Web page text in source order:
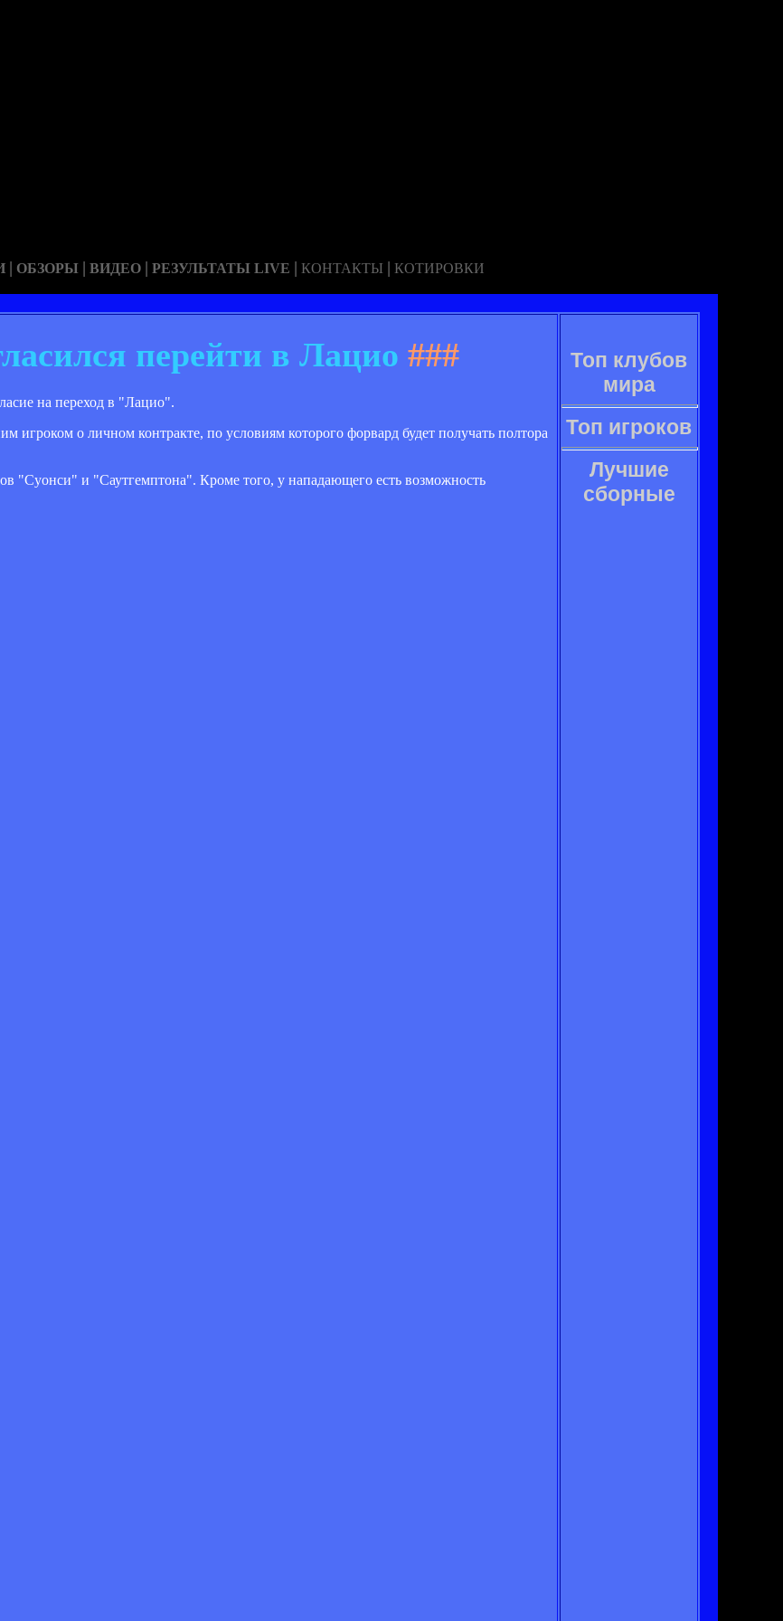
| ОБЗОРЫ | ВИДЕО | РЕЗУЛЬТАТЫ LIVE | КОНТАКТЫ | КОТИРОВКИ
перейти в Лацио ###
на переход в "Лацио".
игроком о личном контракте, по условиям которого форвард будет получать полтора
"Суонси" и "Саутгемптона". Кроме того, у нападающего есть возможность
Топ клубов
мира
Топ игроков
Лучшие
сборные